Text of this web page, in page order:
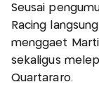
Seusai
Racing
menggaet
sekaligus
Quartararo.